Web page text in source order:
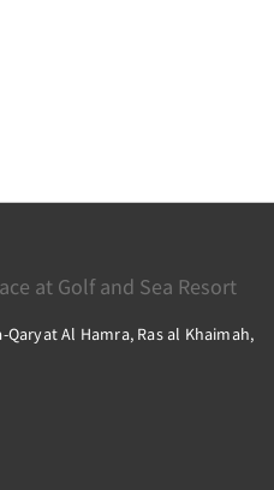
at Golf and Sea Resort
Al Hamra, Ras al Khaimah,